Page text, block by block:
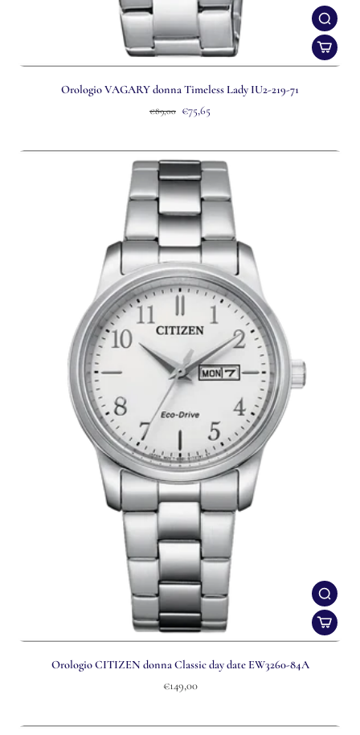
Orologio VAGARY donna Timeless Lady IU2-219-71
€89,00 €75,65
Orologio CITIZEN donna Classic day date EW3260-84A
€149,00